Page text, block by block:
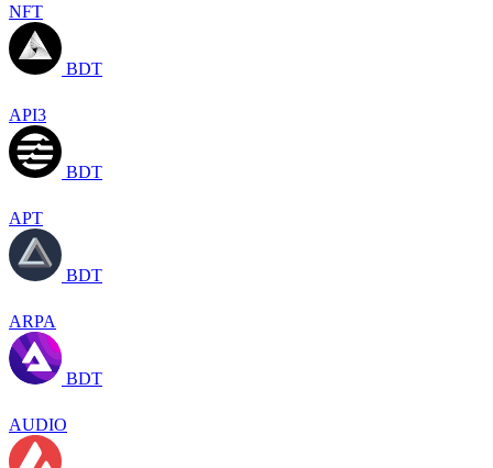
NFT
BDT
API3
BDT
APT
BDT
ARPA
BDT
AUDIO